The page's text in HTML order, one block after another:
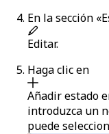
En la sección
Editar.
Haga clic en
Añadir estado
introduzca un
puede